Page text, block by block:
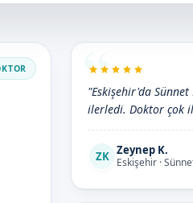
"Eskişehir'da
ilerledi. Doktor çok
ZK Zeynep K.
Eskişehir ·